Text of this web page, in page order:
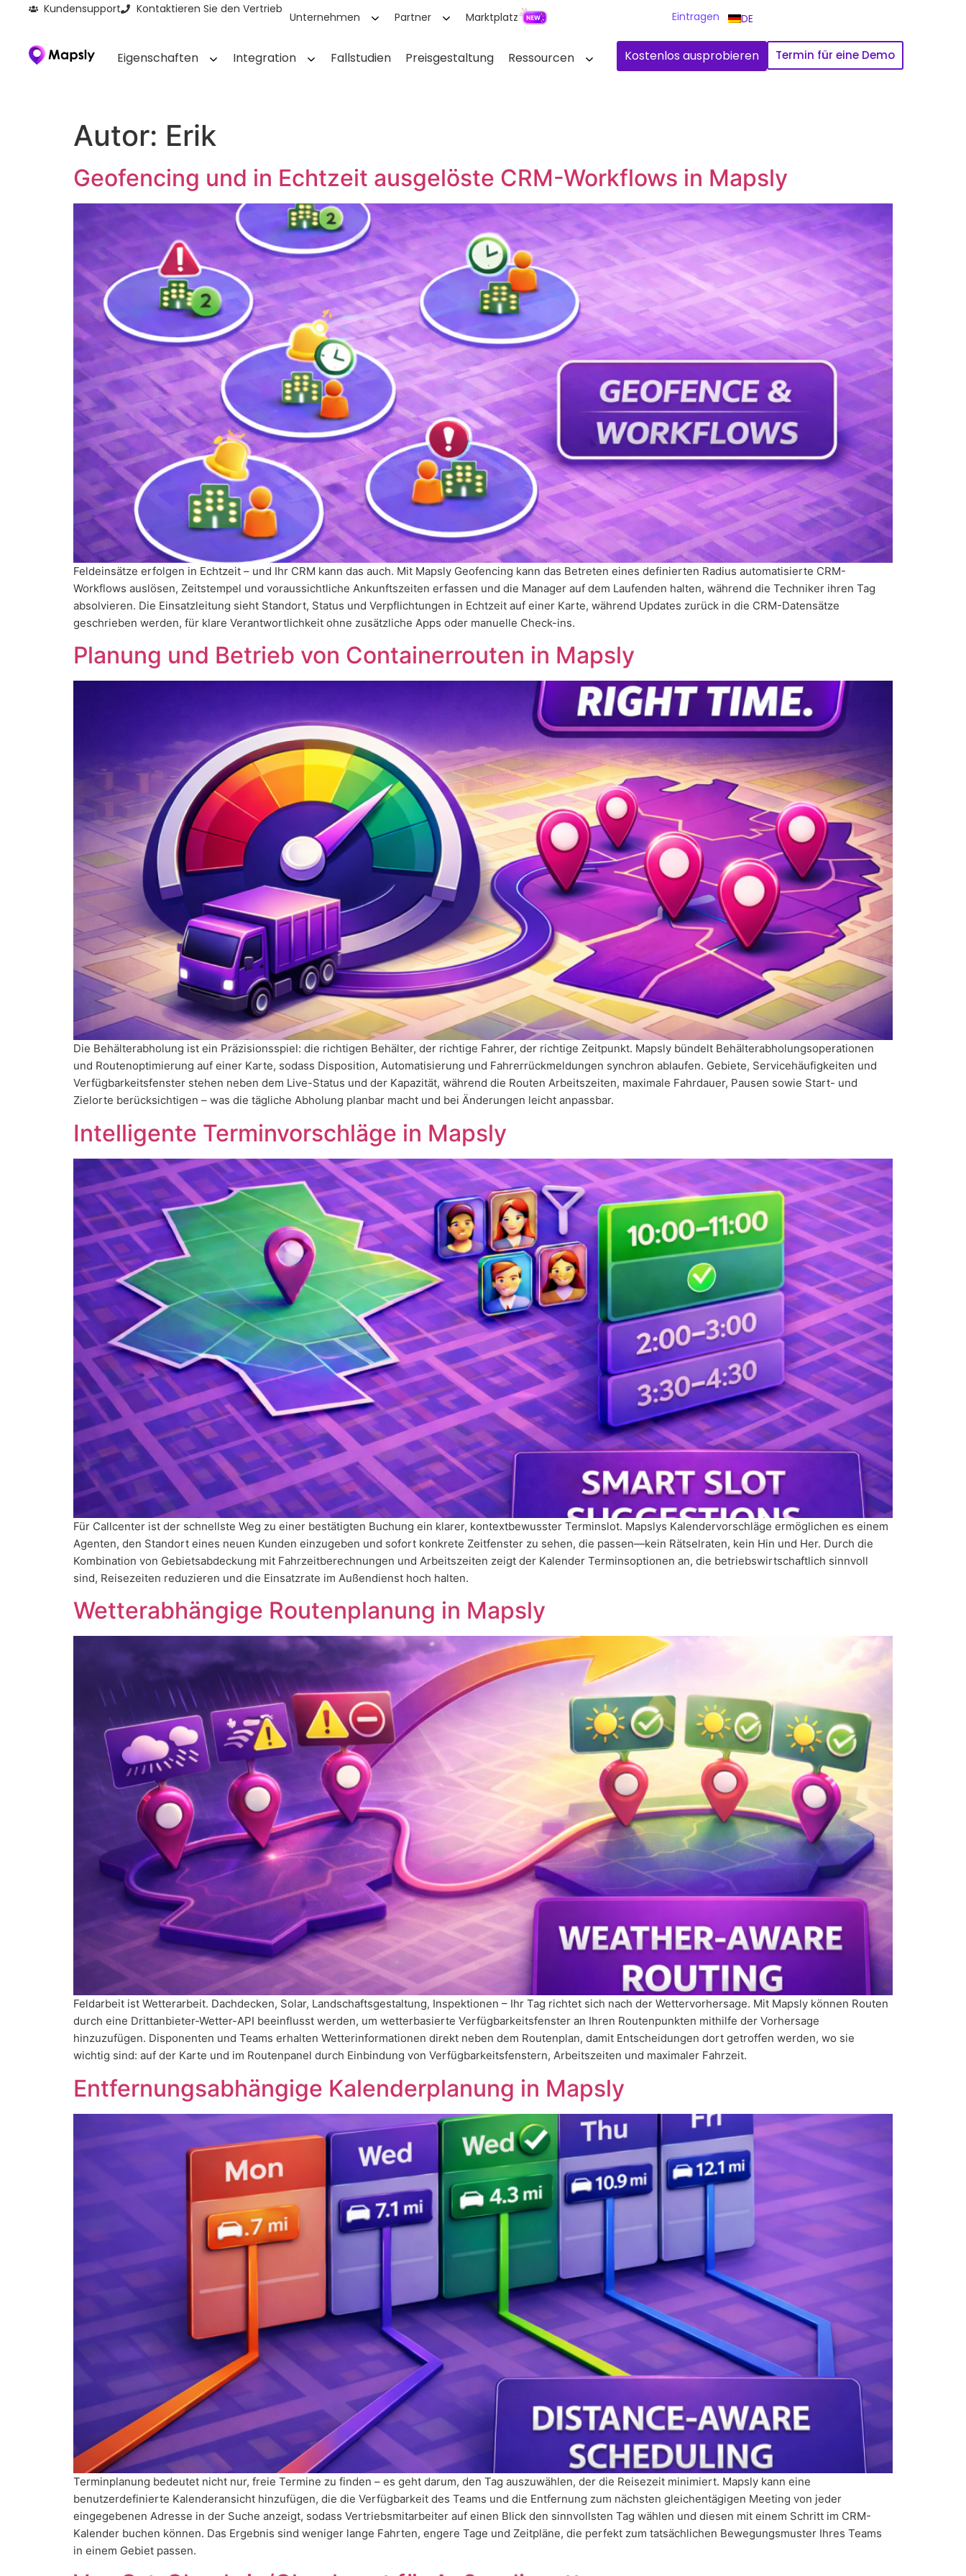
Kundensupport Kontaktieren Sie den Vertrieb
Unternehmen Partner Marktplatz Eintragen DE
Eigenschaften Integration Fallstudien Preisgestaltung Ressourcen Kostenlos ausprobieren Termin für eine Demo
Autor: Erik
Geofencing und in Echtzeit ausgelöste CRM-Workflows in Mapsly
Feldeinsätze erfolgen in Echtzeit – und Ihr CRM kann das auch. Mit Mapsly Geofencing kann das Betreten eines definierten Radius automatisierte CRM-
Workflows auslösen, Zeitstempel und voraussichtliche Ankunftszeiten erfassen und die Manager auf dem Laufenden halten, während die Techniker ihren Tag
absolvieren. Die Einsatzleitung sieht Standort, Status und Verpflichtungen in Echtzeit auf einer Karte, während Updates zurück in die CRM-Datensätze
geschrieben werden, für klare Verantwortlichkeit ohne zusätzliche Apps oder manuelle Check-ins.
Planung und Betrieb von Containerrouten in Mapsly
Die Behälterabholung ist ein Präzisionsspiel: die richtigen Behälter, der richtige Fahrer, der richtige Zeitpunkt. Mapsly bündelt Behälterabholungsoperationen
und Routenoptimierung auf einer Karte, sodass Disposition, Automatisierung und Fahrerrückmeldungen synchron ablaufen. Gebiete, Servicehäufigkeiten und
Verfügbarkeitsfenster stehen neben dem Live-Status und der Kapazität, während die Routen Arbeitszeiten, maximale Fahrdauer, Pausen sowie Start- und
Zielorte berücksichtigen – was die tägliche Abholung planbar macht und bei Änderungen leicht anpassbar.
Intelligente Terminvorschläge in Mapsly
Für Callcenter ist der schnellste Weg zu einer bestätigten Buchung ein klarer, kontextbewusster Terminslot. Mapslys Kalendervorschläge ermöglichen es einem
Agenten, den Standort eines neuen Kunden einzugeben und sofort konkrete Zeitfenster zu sehen, die passen—kein Rätselraten, kein Hin und Her. Durch die
Kombination von Gebietsabdeckung mit Fahrzeitberechnungen und Arbeitszeiten zeigt der Kalender Terminsoptionen an, die betriebswirtschaftlich sinnvoll
sind, Reisezeiten reduzieren und die Einsatzrate im Außendienst hoch halten.
Wetterabhängige Routenplanung in Mapsly
Feldarbeit ist Wetterarbeit. Dachdecken, Solar, Landschaftsgestaltung, Inspektionen – Ihr Tag richtet sich nach der Wettervorhersage. Mit Mapsly können Routen
durch eine Drittanbieter-Wetter-API beeinflusst werden, um wetterbasierte Verfügbarkeitsfenster an Ihren Routenpunkten mithilfe der Vorhersage
hinzuzufügen. Disponenten und Teams erhalten Wetterinformationen direkt neben dem Routenplan, damit Entscheidungen dort getroffen werden, wo sie
wichtig sind: auf der Karte und im Routenpanel durch Einbindung von Verfügbarkeitsfenstern, Arbeitszeiten und maximaler Fahrzeit.
Entfernungsabhängige Kalenderplanung in Mapsly
Terminplanung bedeutet nicht nur, freie Termine zu finden – es geht darum, den Tag auszuwählen, der die Reisezeit minimiert. Mapsly kann eine
benutzerdefinierte Kalenderansicht hinzufügen, die die Verfügbarkeit des Teams und die Entfernung zum nächsten gleichentägigen Meeting von jeder
eingegebenen Adresse in der Suche anzeigt, sodass Vertriebsmitarbeiter auf einen Blick den sinnvollsten Tag wählen und diesen mit einem Schritt im CRM-
Kalender buchen können. Das Ergebnis sind weniger lange Fahrten, engere Tage und Zeitpläne, die perfekt zum tatsächlichen Bewegungsmuster Ihres Teams
in einem Gebiet passen.